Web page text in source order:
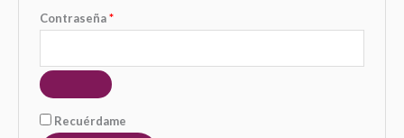
Contraseña*
Recuérdame